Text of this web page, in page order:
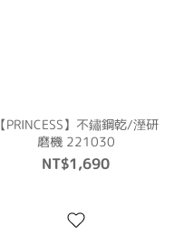
【PRINCESS】不鏽鋼乾/溼研
磨機 221030
NT$1,690